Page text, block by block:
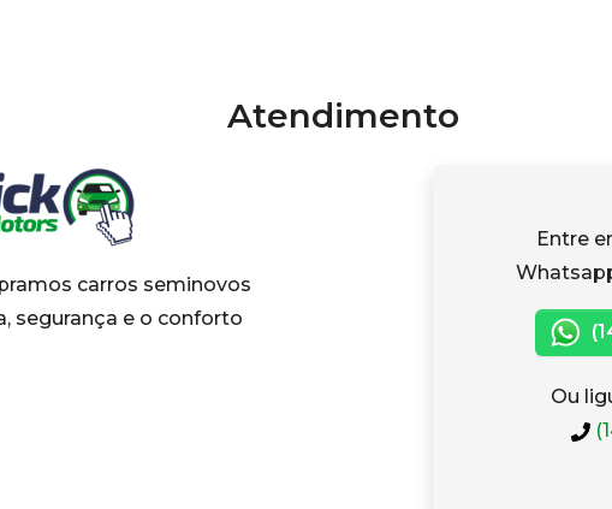
Atendimento
carros seminovos
segurança e o conforto
Entre
Ou